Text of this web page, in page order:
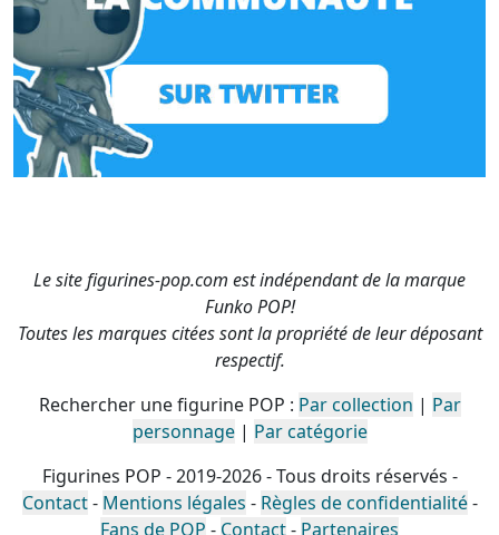
Le site figurines-pop.com est indépendant de la marque
Funko POP!
Toutes les marques citées sont la propriété de leur déposant
respectif.
Rechercher une figurine POP : Par collection | Par
personnage| Par catégorie
Figurines POP - 2019-2026 - Tous droits réservés -
Contact- Mentions légales - Règles de confidentialité-
Fans de POP - Contact- Partenaires